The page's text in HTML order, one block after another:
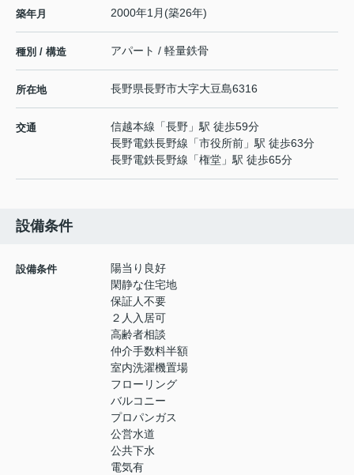
築年月 2000年1月(築26年)
種別 / 構造 アパート / 軽量鉄骨
所在地 長野県長野市大字大豆島6316
交通 信越本線 「長野 」駅 徒歩59分
長野電鉄長野線 「市役所前 」駅 徒歩63分
長野電鉄長野線 「権堂 」駅 徒歩65分
設備条件
設備条件
陽当り良好
閑静な住宅地
保証人不要
２人入居可
高齢者相談
仲介手数料半額
室内洗濯機置場
フローリング
バルコニー
プロパンガス
公営水道
公共下水
電気有